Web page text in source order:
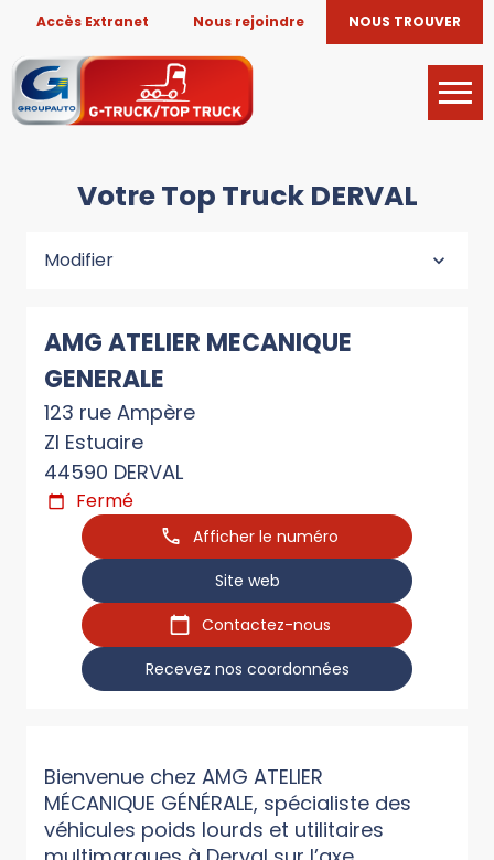
Accès Extranet Nous rejoindre NOUS TROUVER
Votre Top Truck DERVAL
Modifier
AMG ATELIER MECANIQUE
GENERALE
123 rue Ampère
ZI Estuaire
44590 DERVAL
Fermé
Afficher le numéro
Site web
Contactez-nous
Recevez nos coordonnées
Bienvenue chez AMG ATELIER
MÉCANIQUE GÉNÉRALE, spécialiste des
véhicules poids lourds et utilitaires